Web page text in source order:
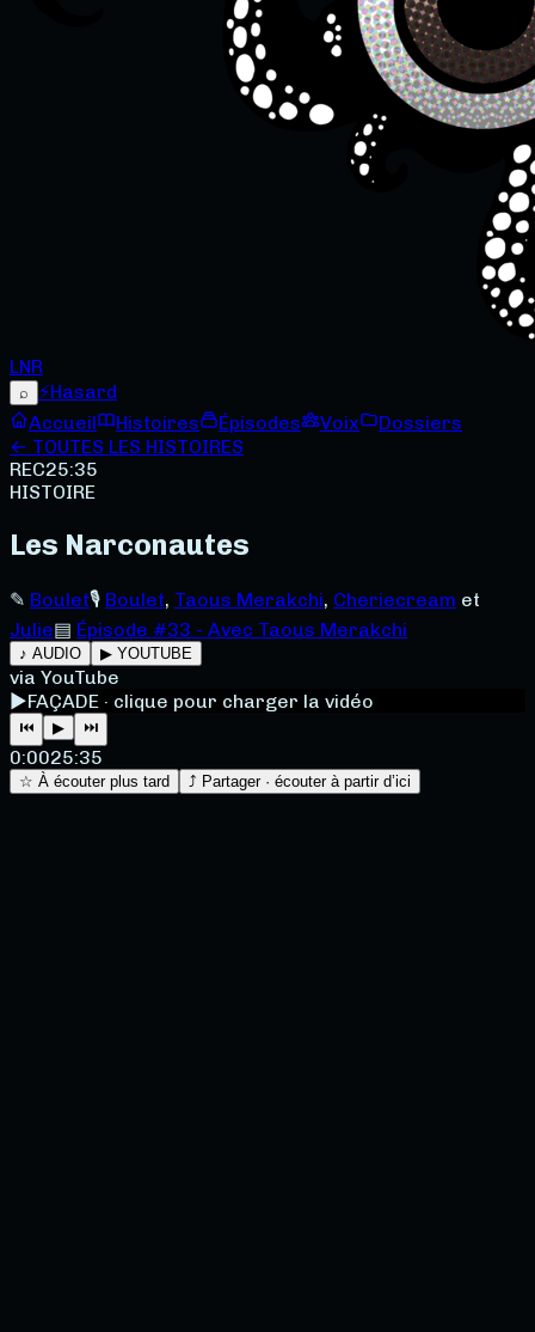
LNR
⌕ ⚡Hasard
Accueil
Histoires Épisodes Voix
Dossiers
← TOUTES LES HISTOIRES
REC25:35
HISTOIRE
Les Narconautes
✎ Boulet🎙 Boulet, Taous Merakchi, Cheriecream et
Julie▤ Épisode #33 - Avec Taous Merakchi
♪ AUDIO ▶ YOUTUBE
via YouTube
▶FAÇADE · clique pour charger la vidéo
⏮ ▶ ⏭
0:0025:35
☆ À écouter plus tard ⤴ Partager · écouter à partir d’ici